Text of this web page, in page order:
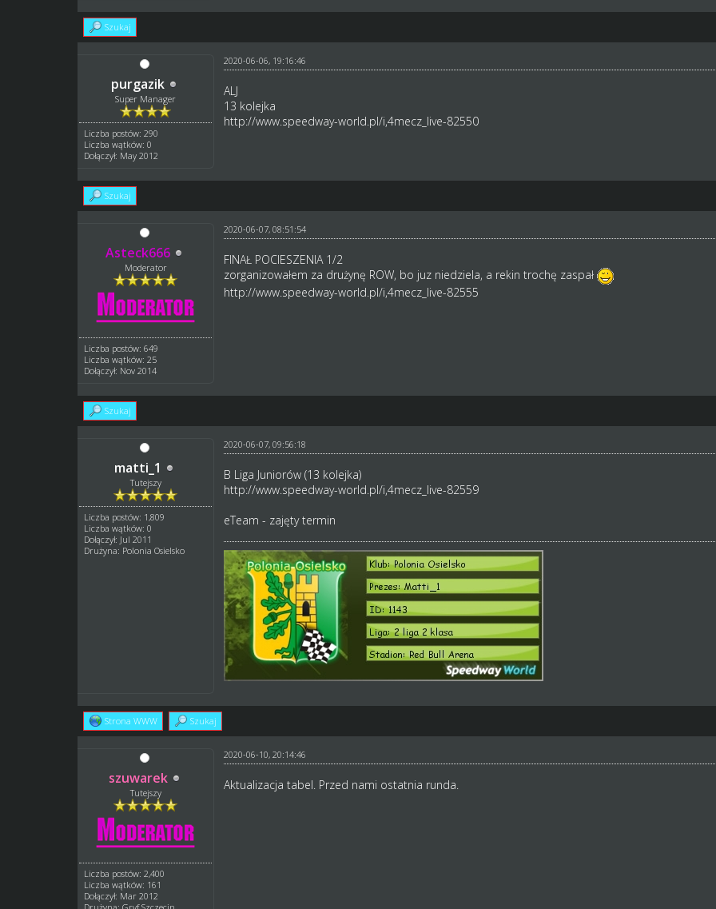
Szukaj
purgazik
Super Manager
Liczba postów: 290
Liczba wątków: 0
Dołączył: May 2012
2020-06-06, 19:16:46
ALJ
13 kolejka
http://www.speedway-world.pl/i,4mecz_live-82550
Szukaj
Asteck666
Moderator
Liczba postów: 649
Liczba wątków: 25
Dołączył: Nov 2014
2020-06-07, 08:51:54
FINAŁ POCIESZENIA 1/2
zorganizowałem za drużynę ROW, bo juz niedziela, a rekin trochę zaspał
http://www.speedway-world.pl/i,4mecz_live-82555
Szukaj
matti_1
Tutejszy
Liczba postów: 1,809
Liczba wątków: 0
Dołączył: Jul 2011
Drużyna: Polonia Osielsko
2020-06-07, 09:56:18
B Liga Juniorów (13 kolejka)
http://www.speedway-world.pl/i,4mecz_live-82559
eTeam - zajęty termin
Strona WWW Szukaj
szuwarek
Tutejszy
Liczba postów: 2,400
Liczba wątków: 161
Dołączył: Mar 2012
2020-06-10, 20:14:46
Aktualizacja tabel. Przed nami ostatnia runda.